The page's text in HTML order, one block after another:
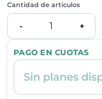
PAGO EN CUOTAS
Sin planes
Cantidad de artículos
- 1 +